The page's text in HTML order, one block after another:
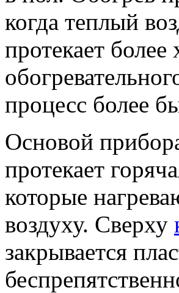
когда теплый
протекает
процесс более
Основой
протекает
которые
воздуху. Сверху
закрывается